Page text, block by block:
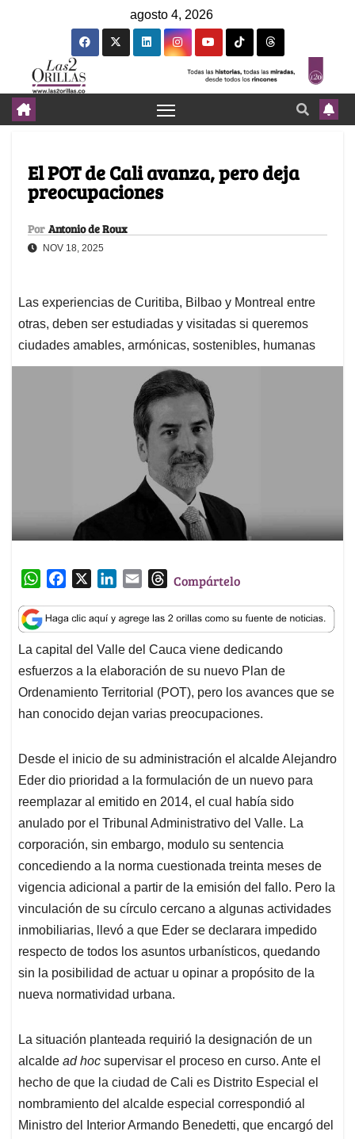
agosto 4, 2026
El POT de Cali avanza, pero deja
preocupaciones
Por Antonio de Roux
NOV 18, 2025
Las experiencias de Curitiba, Bilbao y Montreal entre
otras, deben ser estudiadas y visitadas si queremos
ciudades amables, armónicas, sostenibles, humanas
W
a
t
s
A
p
p
c
e
b
o
o
k
n
k
e
d
I
n
a
i
l
T
r
e
a
d
s
Compártelo
La capital del Valle del Cauca viene dedicando
esfuerzos a la elaboración de su nuevo Plan de
Ordenamiento Territorial (POT), pero los avances que se
han conocido dejan varias preocupaciones.
Desde el inicio de su administración el alcalde Alejandro
Eder dio prioridad a la formulación de un nuevo para
reemplazar al emitido en 2014, el cual había sido
anulado por el Tribunal Administrativo del Valle. La
corporación, sin embargo, modulo su sentencia
concediendo a la norma cuestionada treinta meses de
vigencia adicional a partir de la emisión del fallo. Pero la
vinculación de su círculo cercano a algunas actividades
inmobiliarias, llevó a que Eder se declarara impedido
respecto de todos los asuntos urbanísticos, quedando
sin la posibilidad de actuar u opinar a propósito de la
nueva normatividad urbana.
La situación planteada requirió la designación de un
alcalde ad hoc supervisar el proceso en curso. Ante el
hecho de que la ciudad de Cali es Distrito Especial el
nombramiento del alcalde especial correspondió al
Ministro del Interior Armando Benedetti, que encargó del